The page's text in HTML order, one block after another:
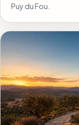
Puy du Fou.